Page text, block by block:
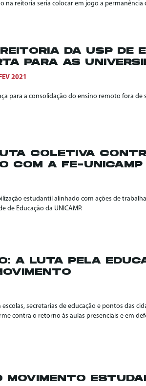
na reitoria seria colocar em jogo a permanência
DA USP DE
PARA AS
2021
para a consolidação do ensino remoto fora de
COLETIVA
COM A FE-UNICAMP
estudantil alinhado com ações de
de Educação da UNICAMP.
A LUTA PELA
secretarias de educação e pontos das
contra o retorno às aulas presenciais e em
MOVIMENTO